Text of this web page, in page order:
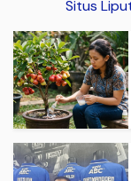
Situs